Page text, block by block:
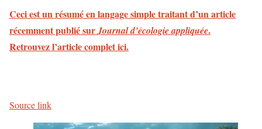
Ceci est un résumé en langage simple traitant d’un article
récemment publié surJournal d’écologie appliquée.
Retrouvez l’article complet ici.
Source link